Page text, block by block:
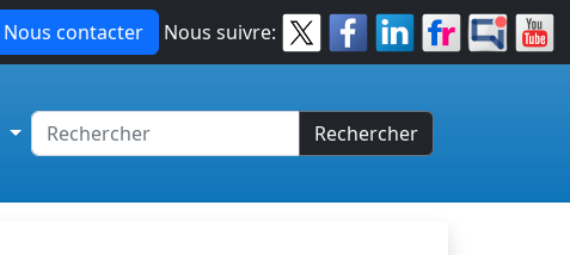
Nous contacter Nous suivre:
Rechercher